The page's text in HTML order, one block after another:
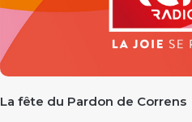
La fête du Pardon de Correns